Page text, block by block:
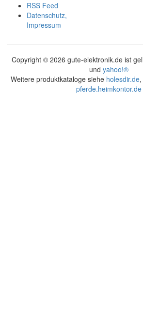
RSS Feed
Datenschutz,
Impressum
Copyright © 2026 gute-elektronik.de ist
und yahoo!®
Weitere produktkataloge siehe holesdir.de,
pferde.heimkontor.de